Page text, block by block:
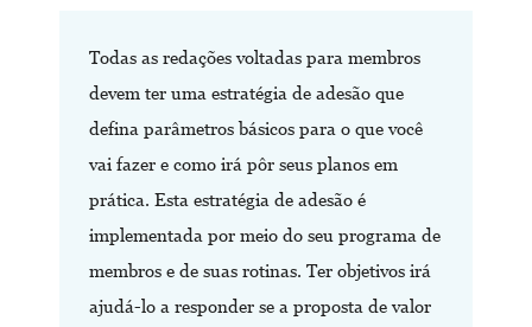
Todas as redações voltadas para membros
devem ter uma estratégia de adesão que
defina parâmetros básicos para o que você
vai fazer e como irá pôr seus planos em
prática. Esta estratégia de adesão é
implementada por meio do seu programa de
membros e de suas rotinas. Ter objetivos irá
ajudá-lo a responder se a proposta de valor